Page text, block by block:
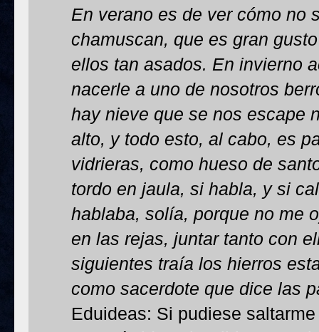
En verano es de ver cómo no
chamuscan, que es gran
ellos tan asados. En invierno
nacerle a uno de nosotros
hay nieve que se nos escape
alto, y todo esto, al cabo, es
vidrieras, como hueso de
tordo en jaula, si habla, y si
hablaba, solía, porque no me
en las rejas, juntar tanto con
siguientes traía los hierros
como sacerdote que dice las
Eduideas: Si pudiese